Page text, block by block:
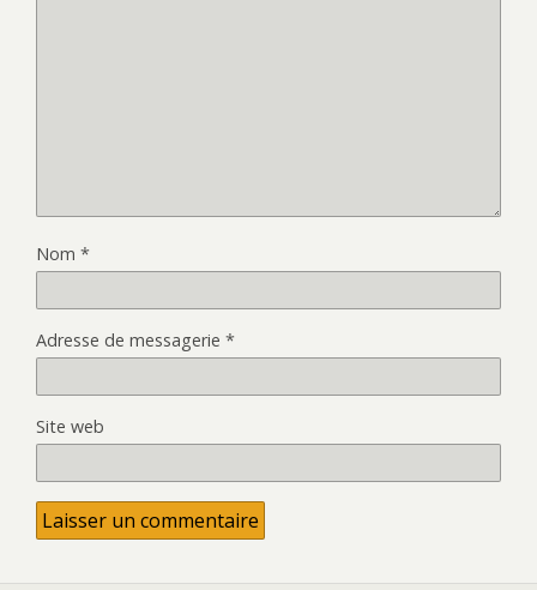
Nom *
Adresse de messagerie *
Site web